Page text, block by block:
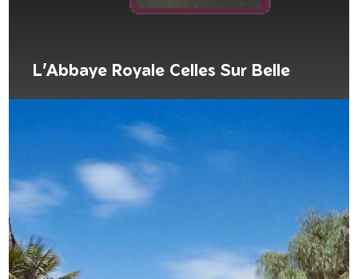
L’Abbaye Royale Celles Sur Belle